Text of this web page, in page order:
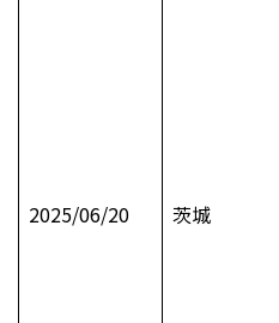
2025/06/20 茨城